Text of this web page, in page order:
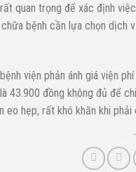
quan trọng để xác định
chữa bệnh cần lựa chọn
viện phản ánh giá viện
43.900 đồng không đủ để
eo hẹp, rất khó khăn khi